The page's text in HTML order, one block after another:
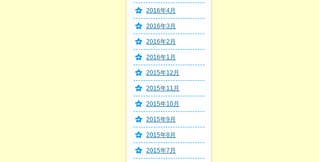
2016年4月
2016年3月
2016年2月
2016年1月
2015年12月
2015年11月
2015年10月
2015年9月
2015年8月
2015年7月